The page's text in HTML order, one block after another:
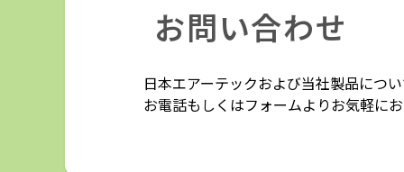
お問い合わせ
日本エアーテックおよび当社製品につ
お電話もしくはフォームよりお気軽に